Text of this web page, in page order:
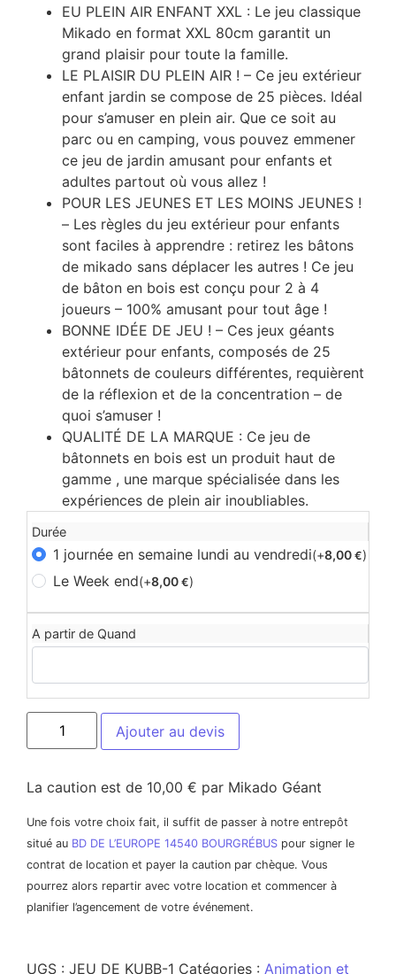
EU PLEIN AIR ENFANT XXL : Le jeu classique
Mikado en format XXL 80cm garantit un
grand plaisir pour toute la famille.
LE PLAISIR DU PLEIN AIR ! – Ce jeu extérieur
enfant jardin se compose de 25 pièces. Idéal
pour s’amuser en plein air. Que ce soit au
parc ou en camping, vous pouvez emmener
ce jeu de jardin amusant pour enfants et
adultes partout où vous allez !
POUR LES JEUNES ET LES MOINS JEUNES !
– Les règles du jeu extérieur pour enfants
sont faciles à apprendre : retirez les bâtons
de mikado sans déplacer les autres ! Ce jeu
de bâton en bois est conçu pour 2 à 4
joueurs – 100% amusant pour tout âge !
BONNE IDÉE DE JEU ! – Ces jeux géants
extérieur pour enfants, composés de 25
bâtonnets de couleurs différentes, requièrent
de la réflexion et de la concentration – de
quoi s’amuser !
QUALITÉ DE LA MARQUE : Ce jeu de
bâtonnets en bois est un produit haut de
gamme , une marque spécialisée dans les
expériences de plein air inoubliables.
Durée
1 journée en semaine lundi au vendredi(+8,00 €)
Le Week end(+8,00 €)
A partir de Quand
Ajouter au devis
La caution est de 10,00 € par Mikado Géant
Une fois votre choix fait, il suffit de passer à notre entrepôt
situé au BD DE L’EUROPE 14540 BOURGRÉBUS pour signer le
contrat de location et payer la caution par chèque. Vous
pourrez alors repartir avec votre location et commencer à
planifier l’agencement de votre événement.
UGS : JEU DE KUBB-1 Catégories : Animation et